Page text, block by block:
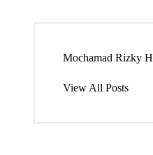
Mochamad Rizky
View All Posts